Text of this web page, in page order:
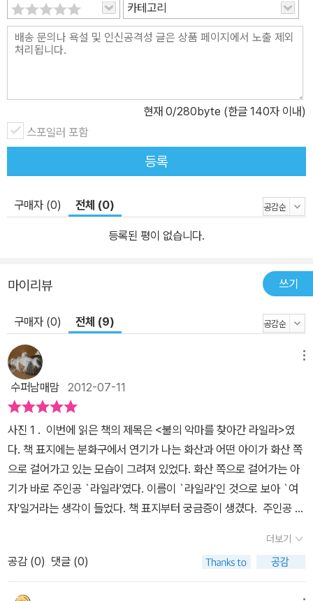
것 같은 상상 세계를 섬세한 펜화로 그려냈다. 익살스럽고 생동감 넘
치는 등장인물들의 모습이 고스란히 전해진다. ■ 재기 발랄한 모험
을 통해 꿈을 이루어 가는 당찬 소녀의 성장 드라마 불의 악마를 만나
이어 폭죽 장인이 되기를 꿈꾼다. 하지만 라챈드는 딸이 결혼해서 평
범하게 살기를 바라서 폭죽 장인이 되는 마지막 단계를 알려주지 않
는다. 크게 상심한 라일라를 보다 못해 라일라의 동갑내기 친구 출랙
은 라챈드에게서 그 비밀을 알아낸다. 바로 불의 악마 라즈바니를 만
한다는 것! 라일라는 아버지 몰래 라즈바니의 동굴이 있는 메라피 산
실을 미처 듣지 못한 라일라를 위해 출랙과 말하는 흰 코끼리 햄릿도
상적인 불꽃 축제 등 판타지적인 요소가 더해져 매력 넘치는 모험의
미다. 필립 풀먼은 꿈을 좇는 한 소녀가 진정한 예술가로 거듭나는 과
정을 모험에 빗대어 그려 낸다. 라일라는 험한 길을 마다하지 않고 호
기심과 열정, 용기로 목표를 향해 한 걸음씩 나아간다. 그리고 마침내
불의 악마 라즈바니와 마주하며 ‘장인이 된다는 것’의 의미에 대해 다
시 한 번 생각하게 된다. 하지만 라일라의 꿈은 ‘혼자 이루어 내는
동료와 교류하며 꽃을 피운다. 라일라가 같은 꿈을 가지고 있는 폭죽
장인들을 만나서 이들과 동등하게 아이디어를 내고, 새로운 불꽃을
만들어가는 모습은 하고 싶은 일에 몰두하는 즐거움을 일깨워 줄 것
이다. 모든 것이 끝난 후 선보이는 폭죽 장인들의 작품의 향연은 마음
을 즐겁게 한다. ■ 아버지와 딸이 서로 이해하는 과정을 통해 전하는
가 딸이 고생하지 않기를 바라서라는 것을, 처음에는 이해하지 못한
과정에서 성장하는 것은 비단 라일라뿐만이 아니다. 자신의 딸이 영
카테고리
현재 0/280byte (한글 140자 이내)
스포일러 포함
등록
구매자 (0) 전체 (0)
등록된 평이 없습니다.
마이리뷰 쓰기
구매자 (0) 전체 (9)
수퍼남매맘 2012-07-11
사진 1 . 이번에 읽은 책의 제목은 <불의 악마를 찾아간 라일라>였
다. 책 표지에는 분화구에서 연기가 나는 화산과 어떤 아이가 화산 쪽
으로 걸어가고 있는 모습이 그려져 있었다. 화산 쪽으로 걸어가는 아
기가 바로 주인공 `라일라'였다. 이름이 `라일라'인 것으로 보아 `여
자'일거라는 생각이 들었다. 책 표지부터 궁금증이 생겼다. 주인공 `
모습, 폭죽이 터지는 모습을 보면서 자라서 커서 폭죽 장인이 되는 게
꿈이었다. 하지만 `라챈드'는 딸이 위험해 질까 봐 폭죽 장인이 되지
못하게 한다. 그런데 친구 `출랙'을 통해 폭죽 장인이 되는 비결을 안
더보기
공감 (0) 댓글 (0)